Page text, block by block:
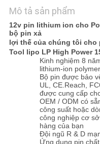
YÊU
CẦU
BÁO
TRANG
Mô tả sản phẩm
12v pin lithium ion cho
bộ pin xả
lợi thế của chúng tôi cho
Tool lipo LP High Power
Kinh nghiệm 8
lithium-ion
Bộ pin được bảo
UL, CE.Reach,
được cung cấp
OEM / ODM có
công suất hoặc
công nghiệp cơ
hàng của bạn
Đội ngũ R & D
Ứng dụng pin